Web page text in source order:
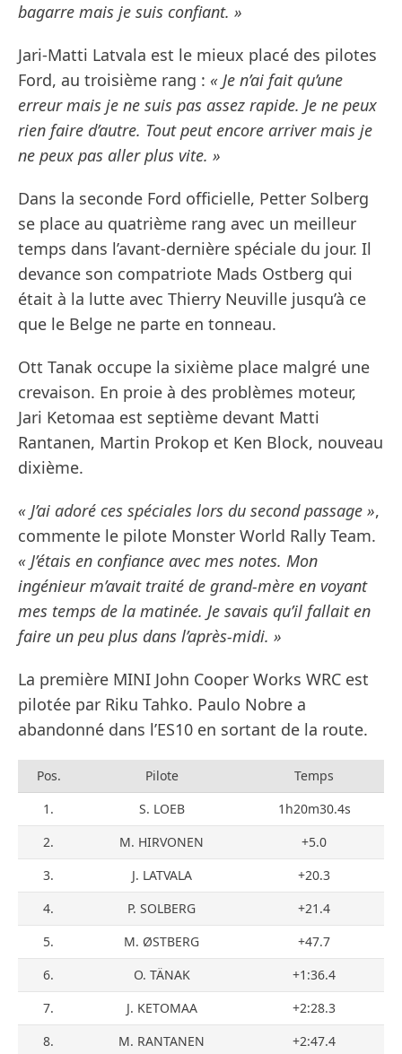
bagarre mais je suis confiant. »
Jari-Matti Latvala est le mieux placé des pilotes
Ford, au troisième rang : « Je n’ai fait qu’une
erreur mais je ne suis pas assez rapide. Je ne peux
rien faire d’autre. Tout peut encore arriver mais je
ne peux pas aller plus vite. »
Dans la seconde Ford officielle, Petter Solberg
se place au quatrième rang avec un meilleur
temps dans l’avant-dernière spéciale du jour. Il
devance son compatriote Mads Ostberg qui
était à la lutte avec Thierry Neuville jusqu’à ce
que le Belge ne parte en tonneau.
Ott Tanak occupe la sixième place malgré une
crevaison. En proie à des problèmes moteur,
Jari Ketomaa est septième devant Matti
Rantanen, Martin Prokop et Ken Block, nouveau
dixième.
« J’ai adoré ces spéciales lors du second passage »,
commente le pilote Monster World Rally Team.
« J’étais en confiance avec mes notes. Mon
ingénieur m’avait traité de grand-mère en voyant
mes temps de la matinée. Je savais qu’il fallait en
faire un peu plus dans l’après-midi. »
La première MINI John Cooper Works WRC est
pilotée par Riku Tahko. Paulo Nobre a
abandonné dans l’ES10 en sortant de la route.
Pos. Pilote
Temps
1.
S. LOEB
1h20m30.4s
2.
M. HIRVONEN
+5.0
3.
J. LATVALA
+20.3
4.
P. SOLBERG
+21.4
5.
M. ØSTBERG
+47.7
6.
O. TÄNAK
+1:36.4
7.
J. KETOMAA
+2:28.3
8.
M. RANTANEN +2:47.4